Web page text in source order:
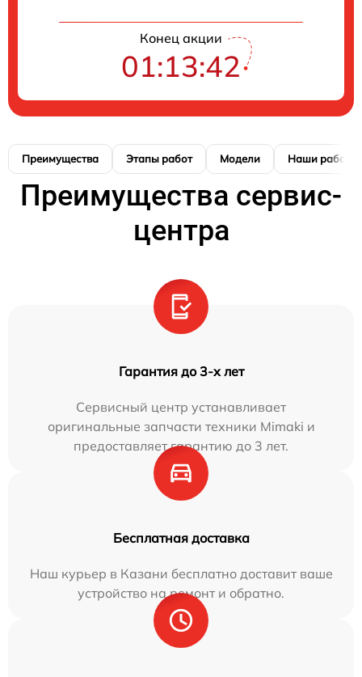
Конец акции
01:13:42
Преимущества Этапы работ Модели Наши работы
Преимущества сервис-
центра
Гарантия до 3-х лет
Сервисный центр устанавливает
оригинальные запчасти техники Mimaki и
предоставляет гарантию до 3 лет.
Бесплатная доставка
Наш курьер в Казани бесплатно доставит ваше
устройство на ремонт и обратно.